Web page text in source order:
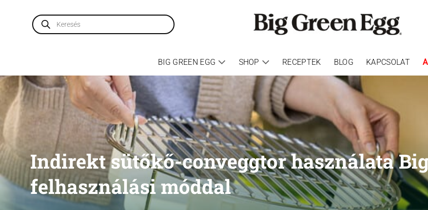
Products
search
BIG GREEN EGG SHOP RECEPTEK BLOG KAPCSOLAT
Indirekt sütőkő-conveggtor használata
felhasználási móddal